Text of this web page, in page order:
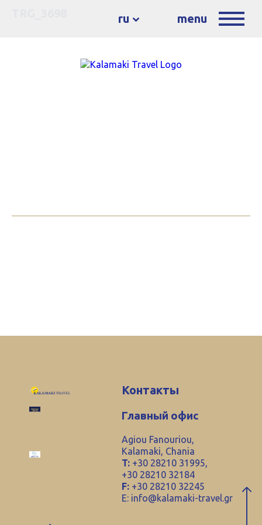
ru menu
Контакты
Главный офис
Agiou Fanouriou,
Kalamaki, Chania
T: +30 28210 31995,
+30 28210 32184
F: +30 28210 32245
E: info@kalamaki-travel.gr